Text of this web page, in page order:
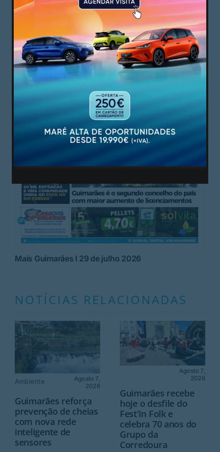
Mais Guimarães I 29 de julho 2026
NOTÍCIAS RELACIONADAS
Ambiente
Agosto 7,
2026
Guimarães reforça
prevenção de cheias
com nova rede
inteligente de
sensores
Agosto 7,
2026
Guimarães recebe
hoje o desfile do
Fest’In Folk e
celebra 70 anos do
Grupo da
Corredoura